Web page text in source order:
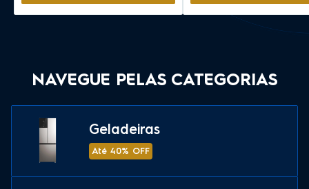
NAVEGUE PELAS CATEGORIAS
Geladeiras
Até 40% OFF